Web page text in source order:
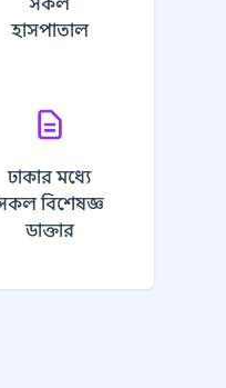
সকল
হাসপাতাল
ঢাকার মধ্যে
বিশেষজ্ঞ
ডাক্তার